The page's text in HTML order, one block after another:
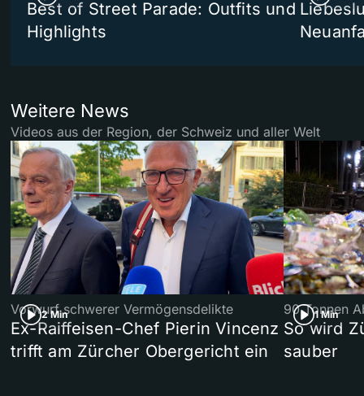
Best of Street Parade: Outfits und
Highlights
Weitere News
Videos aus der Region, der Schweiz und aller Welt
2 Min
Vorwurf schwerer Vermögensdelikte
Ex-Raiffeisen-Chef Pierin Vincenz
trifft am Zürcher Obergericht ein
1 Min
90 Tonnen
So wird
sauber